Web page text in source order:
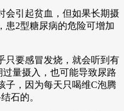
会引起贫血，但如果长期摄
患2型糖尿病的危险可增加
只要感冒发烧，就会听到有
量摄入，也可能导致尿路
子，因为每天只喝维C泡腾
石的。